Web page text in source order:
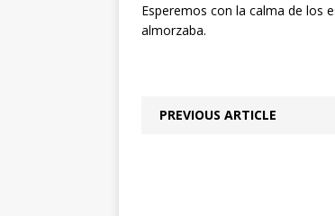
Esperemos con la calma de los
almorzaba.
PREVIOUS ARTICLE